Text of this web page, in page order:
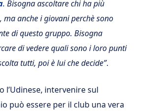
. Bisogna ascoltare chi ha più
ma anche i giovani perchè sono
di questo gruppo. Bisogna
di vedere quali sono i loro punti
tutti, poi è lui che decide”.
l’Udinese, intervenire sul
può essere per il club una vera